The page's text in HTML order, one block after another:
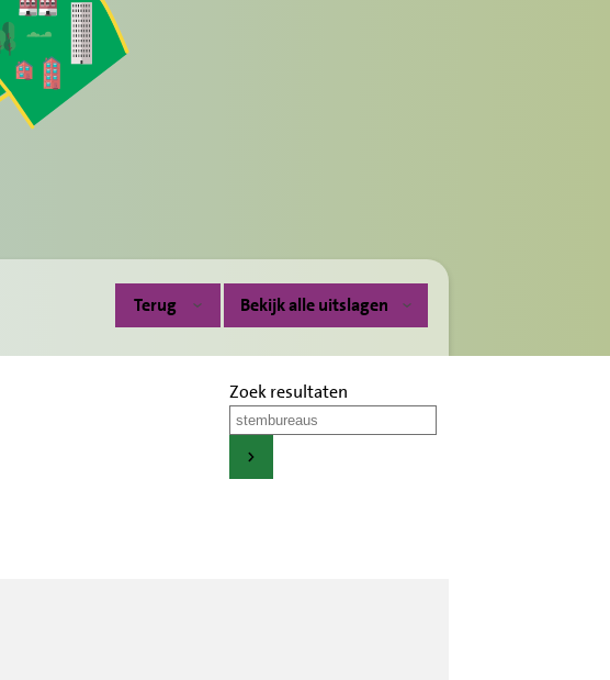
Terug Bekijk alle uitslagen
Zoek resultaten